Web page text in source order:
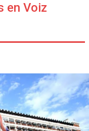
en Voiz